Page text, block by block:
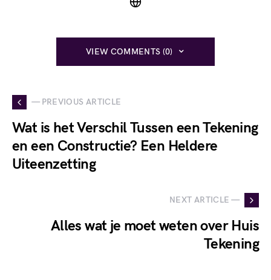
VIEW COMMENTS (0)
— PREVIOUS ARTICLE
Wat is het Verschil Tussen een Tekening
en een Constructie? Een Heldere
Uiteenzetting
NEXT ARTICLE —
Alles wat je moet weten over Huis
Tekening